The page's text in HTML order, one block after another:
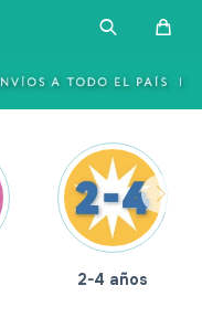
2-4 años